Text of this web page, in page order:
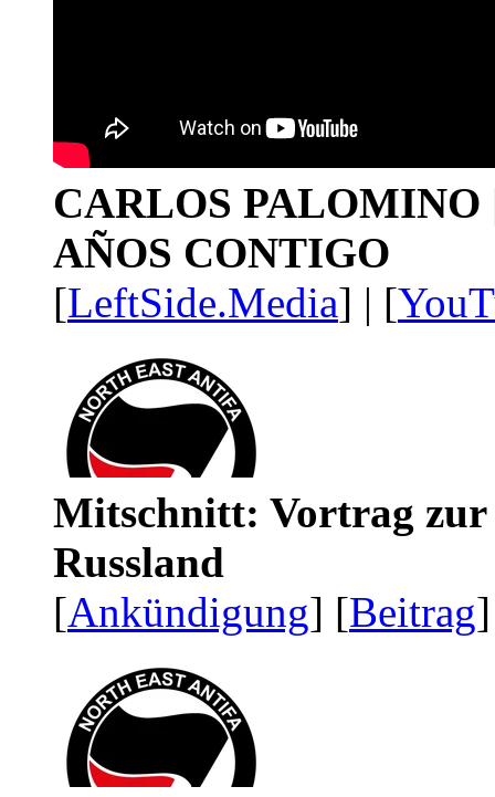
CARLOS PALOMINO
AÑOS CONTIGO
[LeftSide.Media] | [
Mitschnitt: Vortrag zur
Russland
[Ankündigung] [Beitrag